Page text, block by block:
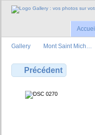
Accueil
Gallery Mont Saint Mich…
Précédent